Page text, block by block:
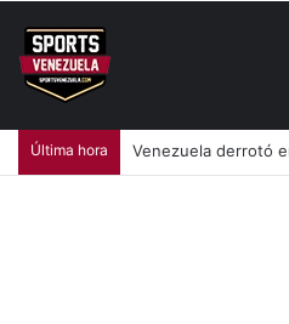
Última hora Venezuela derrotó